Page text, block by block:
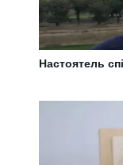
Настоятель